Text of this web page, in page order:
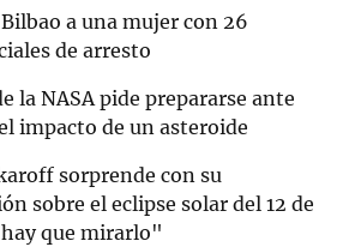
a una mujer con 26
de arresto
la NASA pide prepararse ante
impacto de un asteroide
sorprende con su
sobre el eclipse solar del 12 de
que mirarlo"